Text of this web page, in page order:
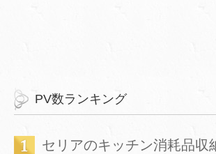
PV数ランキング
セリアのキッチン消耗品収